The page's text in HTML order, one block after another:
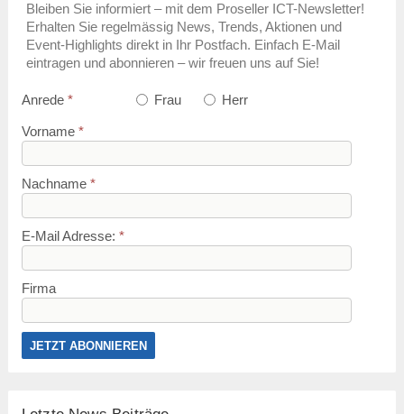
Bleiben Sie informiert – mit dem Proseller ICT-Newsletter!
Erhalten Sie regelmässig News, Trends, Aktionen und
Event-Highlights direkt in Ihr Postfach. Einfach E-Mail
eintragen und abonnieren – wir freuen uns auf Sie!
Anrede * Frau Herr
Vorname *
Nachname *
E-Mail Adresse: *
Firma